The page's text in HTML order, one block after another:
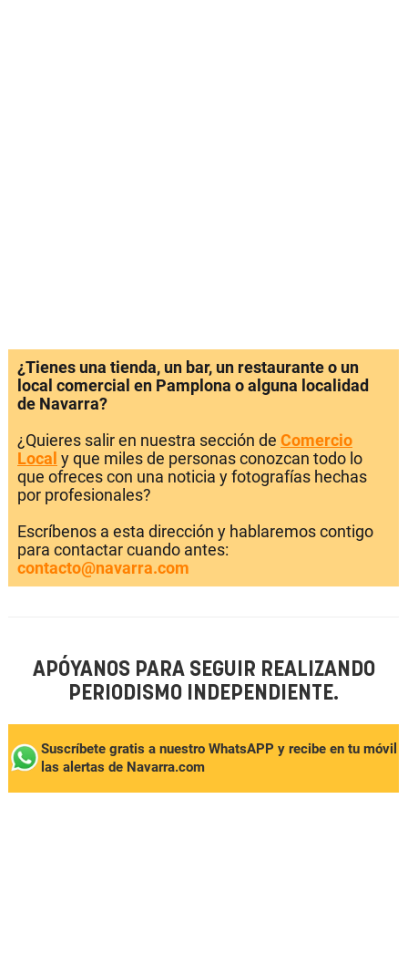
¿Tienes una tienda, un bar, un restaurante o un
local comercial en Pamplona o alguna localidad
de Navarra?
¿Quieres salir en nuestra sección de Comercio
Local y que miles de personas conozcan todo lo
que ofreces con una noticia y fotografías hechas
por profesionales?
Escríbenos a esta dirección y hablaremos contigo
para contactar cuando antes:
contacto@navarra.com
APÓYANOS PARA SEGUIR REALIZANDO
PERIODISMO INDEPENDIENTE.
Suscríbete gratis a nuestro WhatsAPP y recibe en tu móvil
las alertas de Navarra.com